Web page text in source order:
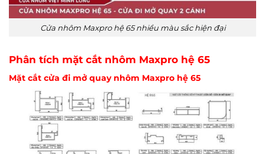
Cửa nhôm Maxpro hệ 65 nhiều màu sắc hiện đại
Phân tích mặt cắt nhôm Maxpro hệ 65
Mặt cắt cửa đi mở quay nhôm Maxpro hệ 65